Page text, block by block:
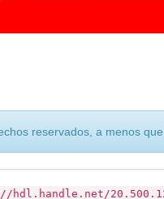
reservados, a menos
hdl.handle.net/